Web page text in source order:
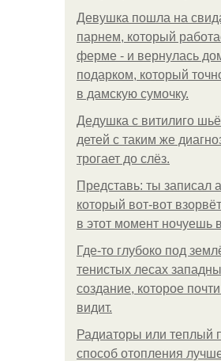
Девушка пошла на
парнем, который
ферме - и вернулась
подарком, который
в дамскую сумочку.
Дедушка с витилиго
детей с таким же
трогает до слёз.
Представь: ты записал
который вот-вот
в этот момент ночуешь
Где-то глубоко под
тенистых лесах
создание, которое
видит.
Радиаторы или теплый
способ отопления